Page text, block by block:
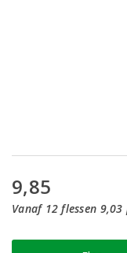
9,85
Vanaf 12 flessen 9,03